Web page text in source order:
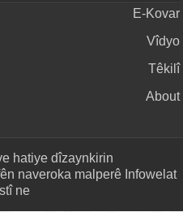
E-Kovar
Vîdyo
Têkilî
About
hatiye dîzaynkirin
naveroka malperê Infowelat
ne